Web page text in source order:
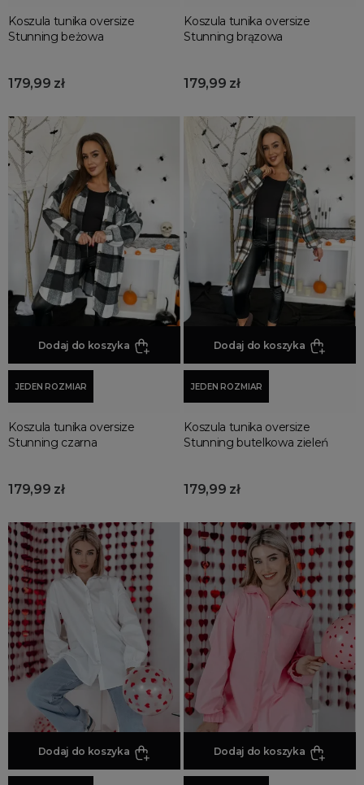
Koszula tunika oversize
Stunning beżowa
179,99 zł
Koszula tunika oversize
Stunning brązowa
179,99 zł
Dodaj do koszyka
JEDEN ROZMIAR
Koszula tunika oversize
Stunning czarna
179,99 zł
Dodaj do koszyka
JEDEN ROZMIAR
Koszula tunika oversize
Stunning butelkowa zieleń
179,99 zł
Dodaj do koszyka Dodaj do koszyka